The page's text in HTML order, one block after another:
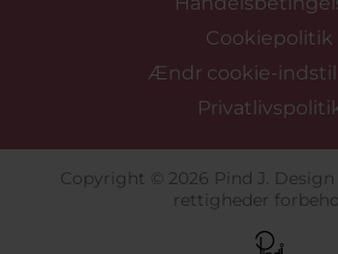
Cookiepolitik
Ændr cookie-
Copyright © 2026 Pind J. Design
rettigheder